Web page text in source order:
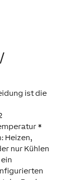
ist die
*
Heizen,
nur Kühlen